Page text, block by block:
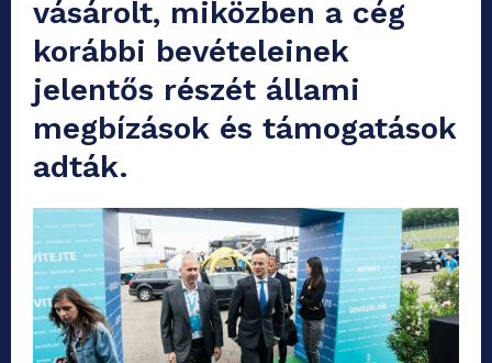
vásárolt, miközben a cég
korábbi bevételeinek
jelentős részét állami
megbízások és támogatások
adták.